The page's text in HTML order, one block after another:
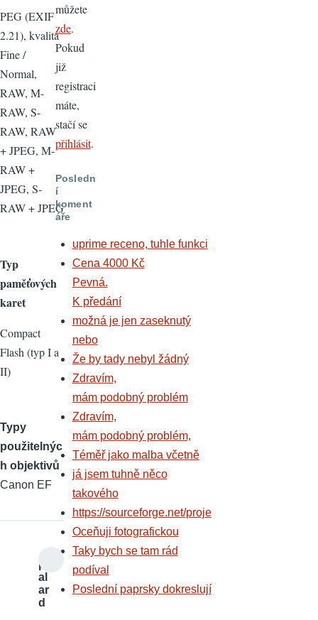
PEG (EXIF
2.21), kvalita
Fine /
Normal,
RAW, M-
RAW, S-
RAW, RAW
+ JPEG, M-
RAW +
JPEG, S-
RAW + JPEG
Typ
paměťových
karet
Compact
Flash (typ I a
II)
Typy
použitelnýc
h objektivů
Canon EF
p
al
ar
d
můžete
zde.
Pokud
již
registraci
máte,
stačí se
přihlásit.
Posledn
í
koment
áře
uprime receno, tuhle funkci
Cena 4000 Kč
Pevná.
K předání
možná je jen zaseknutý
nebo
Že by tady nebyl žádný
Zdravím,
mám podobný problém
Zdravím,
mám podobný problém,
Téměř jako malba včetně
já jsem tuhně něco
takového
https://sourceforge.net/proje
Oceňuji fotografickou
Taky bych se tam rád
podíval
Poslední paprsky dokreslují